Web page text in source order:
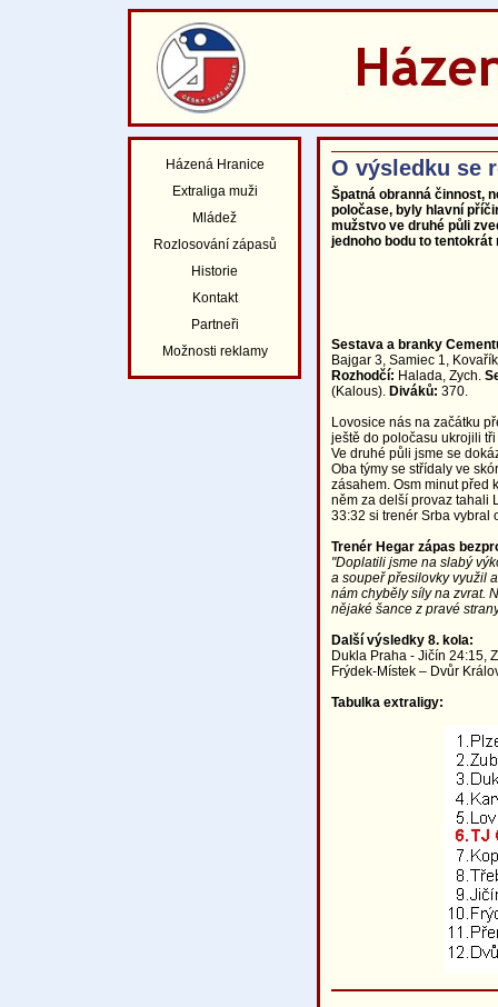
Házená Hranice
Extraliga muži
Mládež
Rozlosování zápasů
Historie
Kontakt
Partneři
Možnosti reklamy
O výsledku se
Špatná obranná činnost,
poločase, byly hlavní
mužstvo ve druhé půli
jednoho bodu to tentokrát
Sestava a branky
Bajgar 3, Samiec 1,
Rozhodčí: Halada, Zych.
(Kalous). Diváků: 370.
Lovosice nás na začátku
ještě do poločasu ukrojili
Ve druhé půli jsme se
Oba týmy se střídaly ve
zásahem. Osm minut před
něm za delší provaz tahali
33:32 si trenér Srba vybral
Trenér Hegar zápas
"Doplatili jsme na slabý
a soupeř přesilovky využil
nám chyběly síly na zvrat.
nějaké šance z pravé
Další výsledky 8. kola:
Dukla Praha - Jičín 24:15,
Frýdek-Místek – Dvůr
Tabulka extraligy: